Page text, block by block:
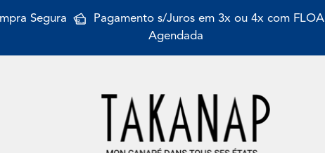
Segura Pagamento s/Juros em 3x ou 4x com FLOA
Agendada